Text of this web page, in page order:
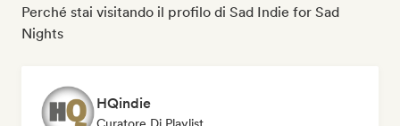
Perché stai visitando il profilo di Sad Indie for Sad
Nights
HQindie